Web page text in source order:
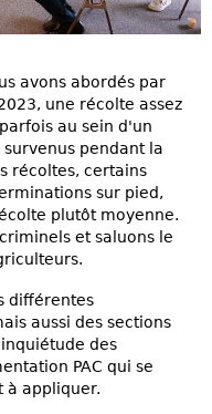
avons abordés par
une récolte assez
au sein d'un
pendant la
récoltes, certains
sur pied,
plutôt moyenne.
et saluons le
différentes
aussi des sections
des
PAC qui se
à appliquer.